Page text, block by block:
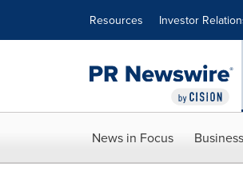
Resources Investor
News in Focus